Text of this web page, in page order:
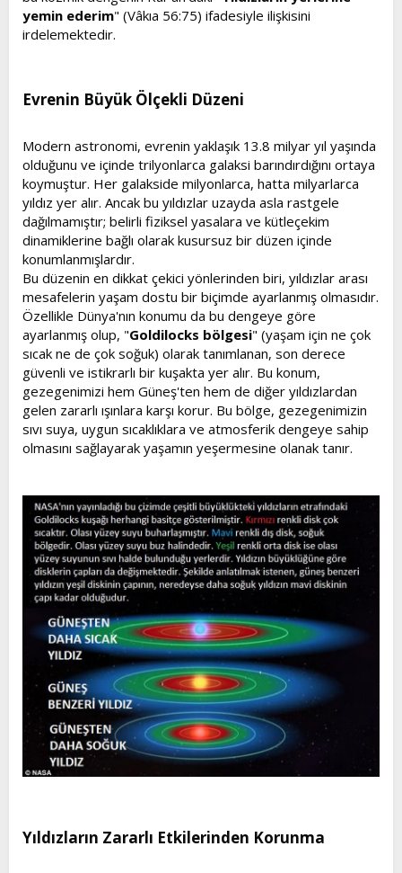
yemin ederim" (Vâkıa 56:75) ifadesiyle ilişkisini
irdelemektedir.
Evrenin Büyük Ölçekli Düzeni​
Modern astronomi, evrenin yaklaşık 13.8 milyar yıl yaşında
olduğunu ve içinde trilyonlarca galaksi barındırdığını ortaya
koymuştur. Her galakside milyonlarca, hatta milyarlarca
yıldız yer alır. Ancak bu yıldızlar uzayda asla rastgele
dağılmamıştır; belirli fiziksel yasalara ve kütleçekim
dinamiklerine bağlı olarak kusursuz bir düzen içinde
konumlanmışlardır.
Bu düzenin en dikkat çekici yönlerinden biri, yıldızlar arası
mesafelerin yaşam dostu bir biçimde ayarlanmış olmasıdır.
Özellikle Dünya'nın konumu da bu dengeye göre
ayarlanmış olup, "Goldilocks bölgesi" (yaşam için ne çok
sıcak ne de çok soğuk) olarak tanımlanan, son derece
güvenli ve istikrarlı bir kuşakta yer alır. Bu konum,
gezegenimizi hem Güneş'ten hem de diğer yıldızlardan
gelen zararlı ışınlara karşı korur. Bu bölge, gezegenimizin
sıvı suya, uygun sıcaklıklara ve atmosferik dengeye sahip
olmasını sağlayarak yaşamın yeşermesine olanak tanır.
Yıldızların Zararlı Etkilerinden Korunma​